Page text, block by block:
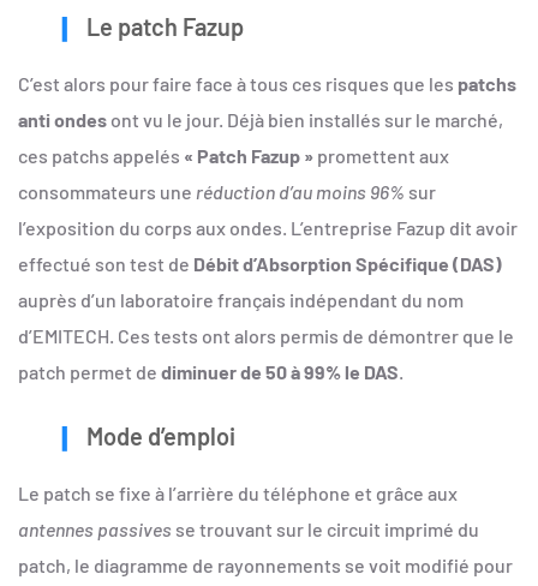
Le patch Fazup
C’est alors pour faire face à tous ces risques que les patchs
anti ondes ont vu le jour. Déjà bien installés sur le marché,
ces patchs appelés « Patch Fazup » promettent aux
consommateurs une réduction d’au moins 96% sur
l’exposition du corps aux ondes. L’entreprise Fazup dit avoir
effectué son test de Débit d’Absorption Spécifique (DAS)
auprès d’un laboratoire français indépendant du nom
d’EMITECH. Ces tests ont alors permis de démontrer que le
patch permet de diminuerde 50 à 99% le DAS.
Mode d’emploi
Le patch se fixe à l’arrière du téléphone et grâce aux
antennes passives se trouvant sur le circuit imprimé du
patch, le diagramme de rayonnements se voit modifié pour